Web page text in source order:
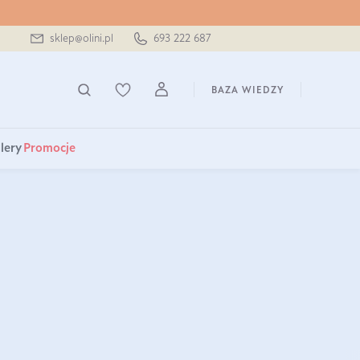
sklep@olini.pl 693 222 687
BAZA WIEDZY
Promocje